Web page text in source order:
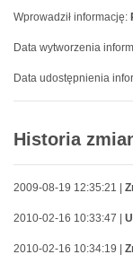
Wprowadził informację:
Data wytworzenia
Data udostępnienia
Historia
2009-08-19 12:35:21 |
2010-02-16 10:33:47 |
2010-02-16 10:34:19 |